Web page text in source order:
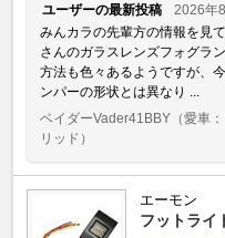
ユーザーの最新投稿
2026年
みんカラの先輩方の情報を見
さんのガラスレンズフォグラ
方法も色々あるようですが、
ンパーの形状とは異なり ...
ベイダーVader41BBY （愛車
リッド）
エーモン
フットライ